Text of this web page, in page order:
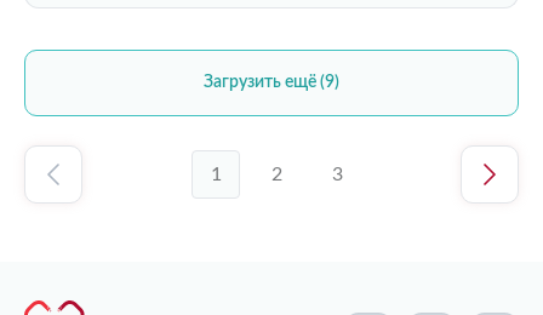
Загрузить ещё (9)
1 2 3